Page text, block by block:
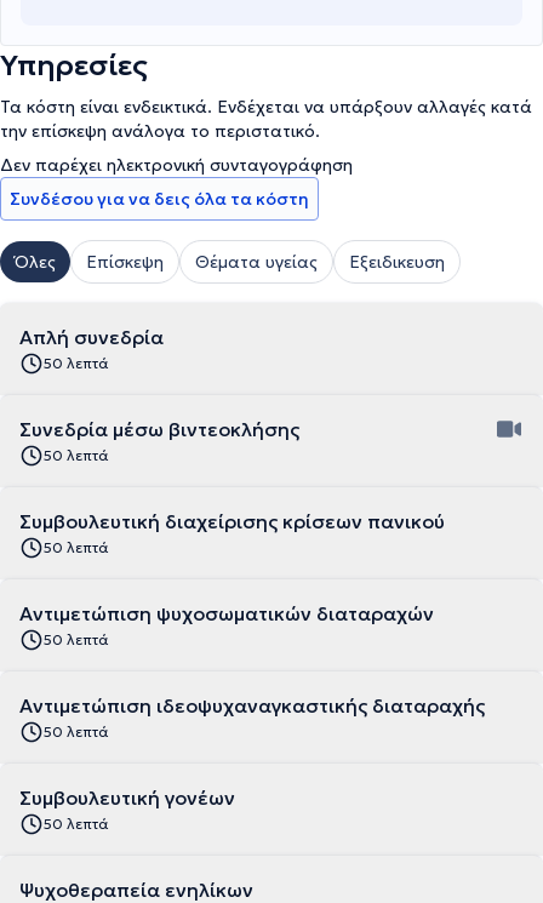
Υπηρεσίες
Τα κόστη είναι ενδεικτικά. Ενδέχεται να υπάρξουν αλλαγές κατά
την επίσκεψη ανάλογα το περιστατικό.
Δεν παρέχει ηλεκτρονική συνταγογράφηση
Συνδέσου για να δεις όλα τα κόστη
Όλες Επίσκεψη Θέματα υγείας Εξειδικευση
Απλή συνεδρία
50 λεπτά
Συνεδρία μέσω βιντεοκλήσης
50 λεπτά
Συμβουλευτική διαχείρισης κρίσεων πανικού
50 λεπτά
Αντιμετώπιση ψυχοσωματικών διαταραχών
50 λεπτά
Αντιμετώπιση ιδεοψυχαναγκαστικής διαταραχής
50 λεπτά
Συμβουλευτική γονέων
50 λεπτά
Ψυχοθεραπεία ενηλίκων